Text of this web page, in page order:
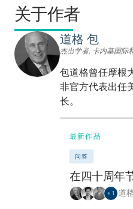
关于作者
道格 包
杰出学者, 卡内基国际
包道格曾任摩根
非官方代表出任
长。
最新作品
问答
在四十周年
+ 1 道